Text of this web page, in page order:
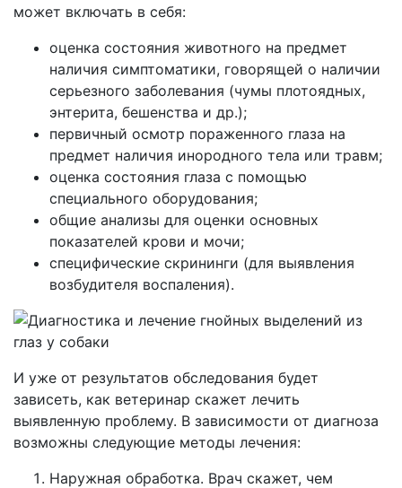
может включать в себя:
оценка состояния животного на предмет
наличия симптоматики, говорящей о наличии
серьезного заболевания (чумы плотоядных,
энтерита, бешенства и др.);
первичный осмотр пораженного глаза на
предмет наличия инородного тела или травм;
оценка состояния глаза с помощью
специального оборудования;
общие анализы для оценки основных
показателей крови и мочи;
специфические скрининги (для выявления
возбудителя воспаления).
И уже от результатов обследования будет
зависеть, как ветеринар скажет лечить
выявленную проблему. В зависимости от диагноза
возможны следующие методы лечения:
Наружная обработка. Врач скажет, чем